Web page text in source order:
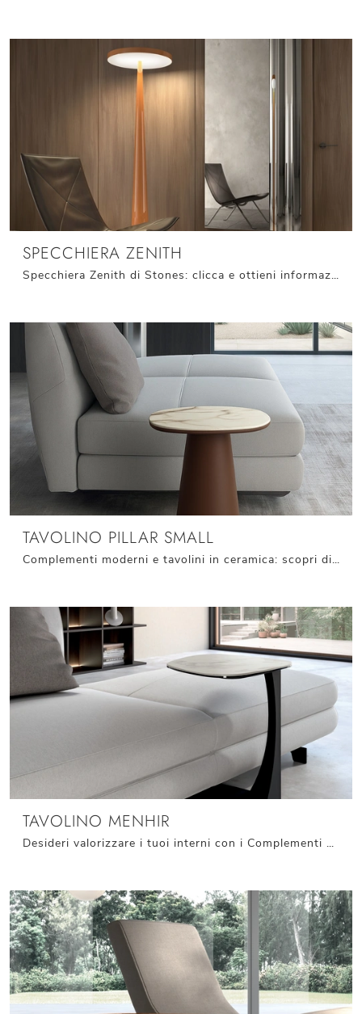
SPECCHIERA ZENITH
Specchiera Zenith di Stones: clicca e ottieni informazioni sui Complementi e specchi design senza cornice del noto e conosciuto marchio!
TAVOLINO PILLAR SMALL
Complementi moderni e tavolini in ceramica: scopri di più sul modello Tavolino Pillar Small di Stones e potrai completare i tuoi interni.
TAVOLINO MENHIR
Desideri valorizzare i tuoi interni con i Complementi Stones? Eccoti differenti modelli di tavolini in ceramica come Tavolino Menhir.